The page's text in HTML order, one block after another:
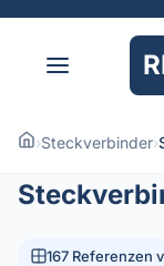
›Steckverbinder›
167 Referenzen